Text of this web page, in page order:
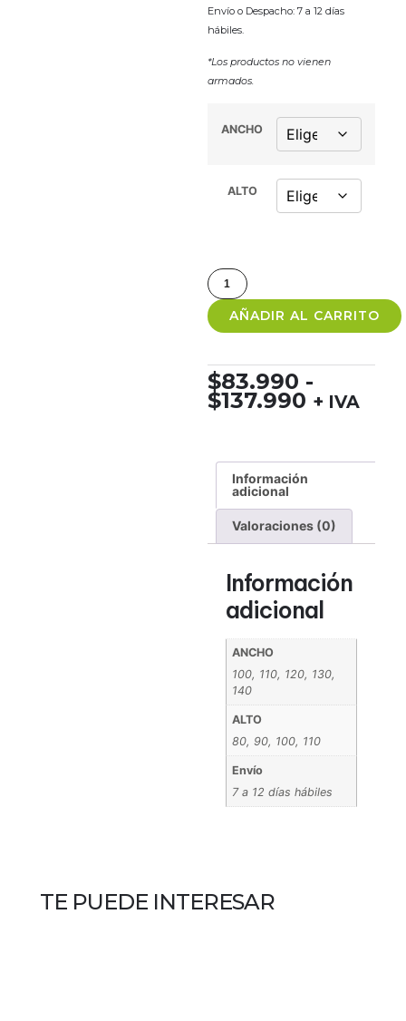
Envío o Despacho: 7 a 12 días
hábiles.
*Los productos no vienen
armados.
ANCHO
ALTO
AÑADIR AL CARRITO
$83.990 -
$137.990 + IVA
Información
adicional
Valoraciones (0)
Información
adicional
ANCHO
100, 110, 120, 130,
140
ALTO
80, 90, 100, 110
Envío
7 a 12 días hábiles
TE PUEDE INTERESAR